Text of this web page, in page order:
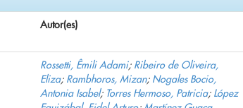
Autor(es)
Rossetti, Êmili Adami; Ribeiro de Oliveira,
Eliza; Rambhoros, Mizan; Nogales Bocio,
Antonia Isabel; Torres Hermoso, Patricia; López